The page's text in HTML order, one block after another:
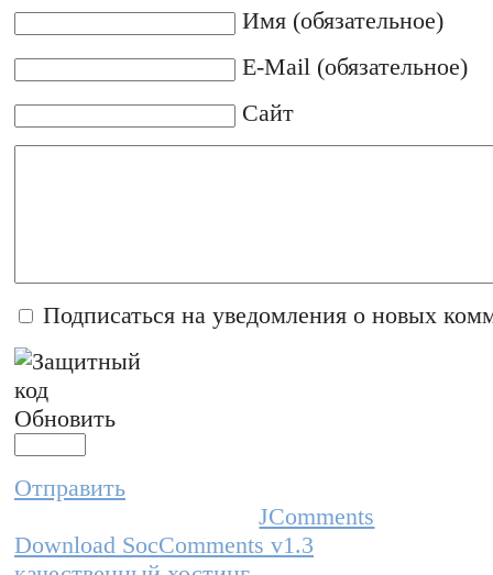
Имя (обязательное)
E-Mail (обязательное)
Сайт
Подписаться на уведомления о новых
Обновить
Отправить
JComments
Download SocComments v1.3